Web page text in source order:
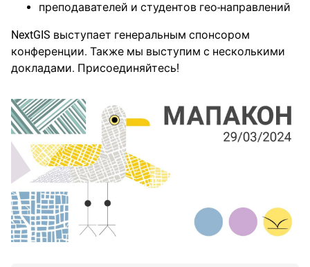
преподавателей и студентов гео-направлений
NextGIS выступает генеральным спонсором
конференции. Также мы выступим с несколькими
докладами. Присоединяйтесь!